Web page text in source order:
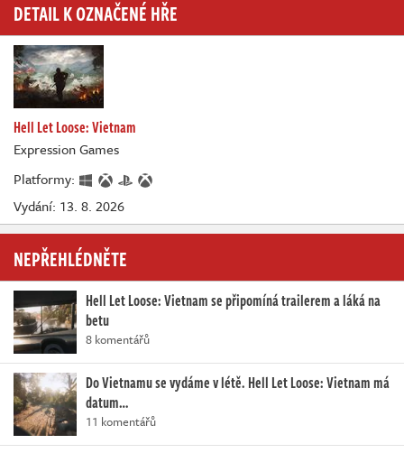
DETAIL K OZNAČENÉ HŘE
Hell Let Loose: Vietnam
Expression Games
Platformy:
Vydání: 13. 8. 2026
NEPŘEHLÉDNĚTE
Hell Let Loose: Vietnam se připomíná trailerem a láká na
betu
8 komentářů
Do Vietnamu se vydáme v létě. Hell Let Loose: Vietnam má
datum…
11 komentářů